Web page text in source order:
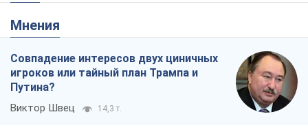
Мнения
Совпадение интересов двух циничных
игроков или тайный план Трампа и
Путина?
Виктор Швец 14,3 т.